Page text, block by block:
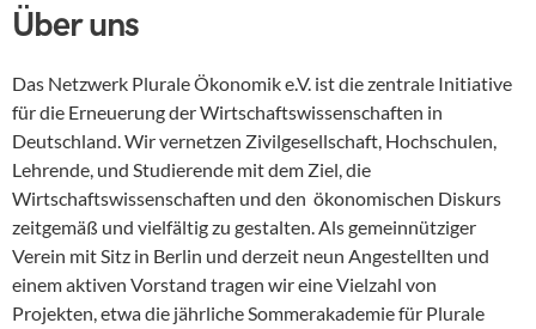
Über uns
Das Netzwerk Plurale Ökonomik e.V. ist die zentrale Initiative
für die Erneuerung der Wirtschaftswissenschaften in
Deutschland. Wir vernetzen Zivilgesellschaft, Hochschulen,
Lehrende, und Studierende mit dem Ziel, die
Wirtschaftswissenschaften und den ökonomischen Diskurs
zeitgemäß und vielfältig zu gestalten. Als gemeinnütziger
Verein mit Sitz in Berlin und derzeit neun Angestellten und
einem aktiven Vorstand tragen wir eine Vielzahl von
Projekten, etwa die jährliche Sommerakademie für Plurale